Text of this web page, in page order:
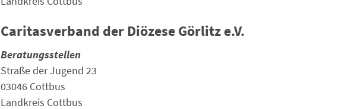
Caritasverband der Diözese Görlitz e.V.
Beratungsstellen
Straße der Jugend 23
03046 Cottbus
Landkreis Cottbus